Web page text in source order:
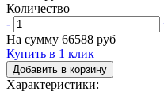
Количество
-
На сумму 66588 руб
Купить в 1 клик
Добавить в корзину
Характеристики: